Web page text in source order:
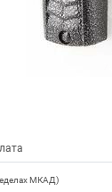
МКАД)